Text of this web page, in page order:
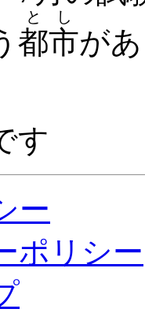
都市
とし
が
す
ー
ポリシー